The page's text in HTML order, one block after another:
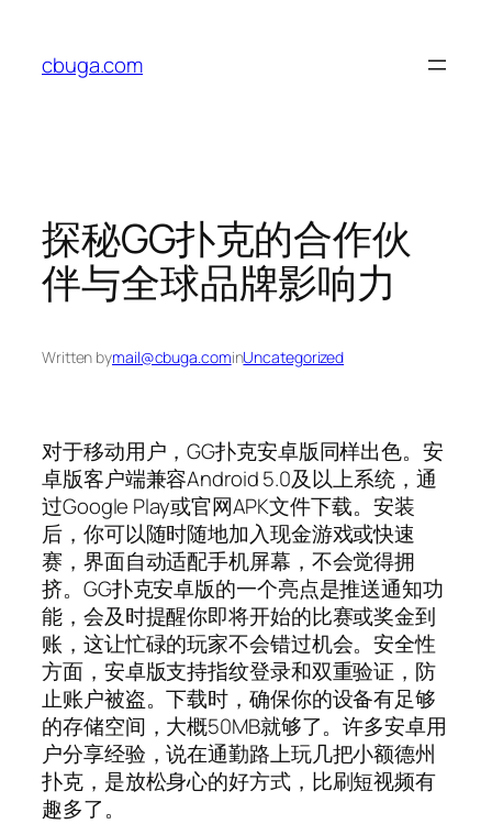
content
cbuga.com
探秘GG扑克的合作伙
伴与全球品牌影响力
Written bymail@cbuga.cominUncategorized
对于移动用户，GG扑克安卓版同样出色。安
卓版客户端兼容Android 5.0及以上系统，通
过Google Play或官网APK文件下载。安装
后，你可以随时随地加入现金游戏或快速
赛，界面自动适配手机屏幕，不会觉得拥
挤。GG扑克安卓版的一个亮点是推送通知功
能，会及时提醒你即将开始的比赛或奖金到
账，这让忙碌的玩家不会错过机会。安全性
方面，安卓版支持指纹登录和双重验证，防
止账户被盗。下载时，确保你的设备有足够
的存储空间，大概50MB就够了。许多安卓用
户分享经验，说在通勤路上玩几把小额德州
扑克，是放松身心的好方式，比刷短视频有
趣多了。